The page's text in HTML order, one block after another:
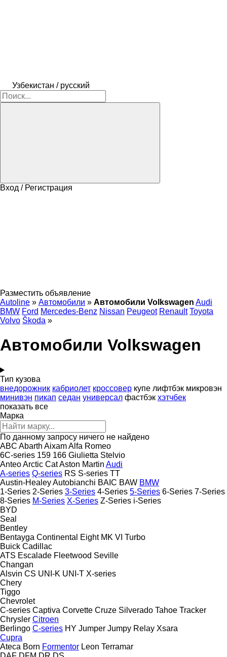
Узбекистан / русский
Вход / Регистрация
Разместить объявление
Autoline » Автомобили » Автомобили Volkswagen Audi
BMW Ford Mercedes-Benz Nissan Peugeot Renault Toyota
Volvo Škoda »
Автомобили Volkswagen
Тип кузова
внедорожник кабриолет кроссовер купе лифтбэк микровэн
минивэн пикап седан универсал фастбэк хэтчбек
показать все
Марка
По данному запросу ничего не найдено
ABC Abarth AixamAlfa Romeo
6C-series 159 166 Giulietta Stelvio
AnteoArctic CatAston Martin Audi
A-series Q-series RS S-series TT
Austin-HealeyAutobianchi BAIC BAW BMW
1-Series 2-Series 3-Series 4-Series 5-Series 6-Series 7-Series
8-Series M-Series X-Series Z-Series i-Series
BYD
Seal
Bentley
Bentayga Continental Eight MK VI Turbo
Buick Cadillac
ATS Escalade Fleetwood Seville
Changan
Alsvin CS UNI-K UNI-T X-series
Chery
Tiggo
Chevrolet
C-series Captiva Corvette Cruze Silverado Tahoe Tracker
Chrysler Citroen
Berlingo C-series HY Jumper Jumpy Relay Xsara
Cupra
Ateca Born Formentor Leon Terramar